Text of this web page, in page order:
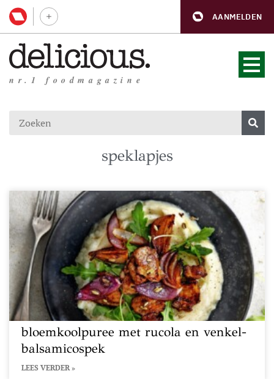
AANMELDEN
nr.1 foodmagazine
speklapjes
bloemkoolpuree met rucola en venkel-
balsamicospek
LEES VERDER »